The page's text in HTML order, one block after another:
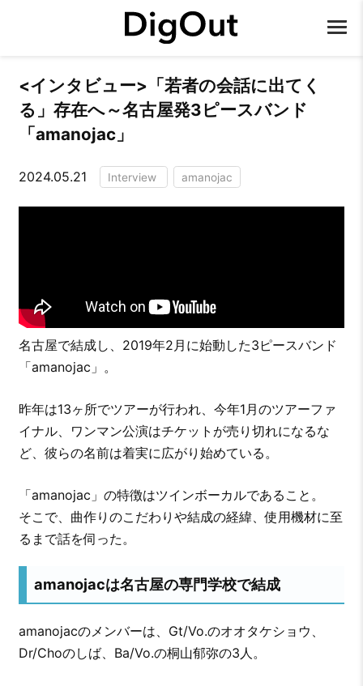
<インタビュー>「若者の会話に出てく
る」存在へ～名古屋発3ピースバンド
「amanojac」
2024.05.21 Interview amanojac
名古屋で結成し、2019年2月に始動した3ピースバンド
「amanojac」。
昨年は13ヶ所でツアーが行われ、今年1月のツアーファ
イナル、ワンマン公演はチケットが売り切れになるな
ど、彼らの名前は着実に広がり始めている。
「amanojac」の特徴はツインボーカルであること。
そこで、曲作りのこだわりや結成の経緯、使用機材に至
るまで話を伺った。
amanojacは名古屋の専門学校で結成
amanojacのメンバーは、Gt/Vo.のオオタケショウ、
Dr/Choのしば、Ba/Vo.の桐山郁弥の3人。